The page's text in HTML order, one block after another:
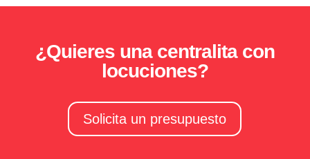
¿Quieres una centralita con
locuciones?
Solicita un presupuesto